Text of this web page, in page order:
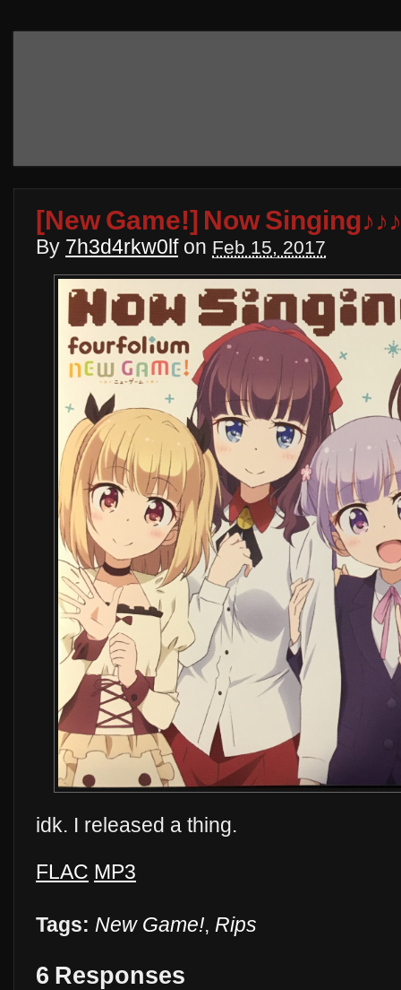
[New Game!] Now
By 7h3d4rkw0lfon Feb 15, 2017
idk. I released a thing.
FLAC MP3
Tags: New Game!, Rips
6 Responses